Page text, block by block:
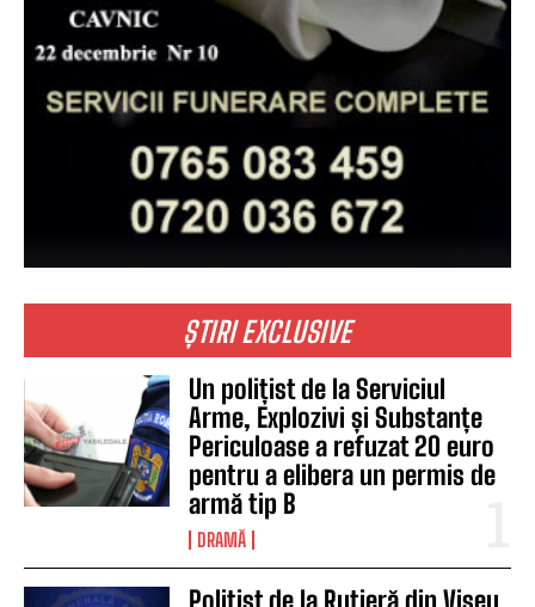
ȘTIRI EXCLUSIVE
Un polițist de la Serviciul
Arme, Explozivi și Substanțe
Periculoase a refuzat 20 euro
pentru a elibera un permis de
armă tip B
DRAMĂ
Polițist de la Rutieră din Vișeu